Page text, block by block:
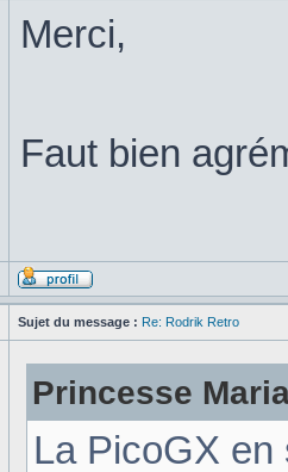
Merci,
Faut bien
Sujet du message : Re: Rodrik Retro
Princesse
La PicoGX